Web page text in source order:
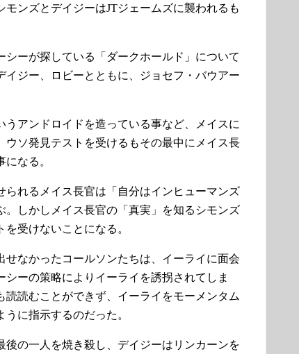
ンズとデイジーはJTジェームズに襲われるも
ーが探している「ダークホールド」について
ジー、ロビーとともに、ジョセフ・バウアー
アンドロイドを造っている事など、メイスに
ソ発見テストを受けるもその最中にメイス長
なる。
れるメイス長官は「自分はインヒューマンズ
しかしメイス長官の「真実」を知るシモンズ
受けないことになる。
なかったコールソンたちは、イーライに面会
ーの策略によりイーライを誘拐されてしま
読むことができず、イーライをモーメンタム
に指示するのだった。
の一人を焼き殺し、デイジーはリンカーンを